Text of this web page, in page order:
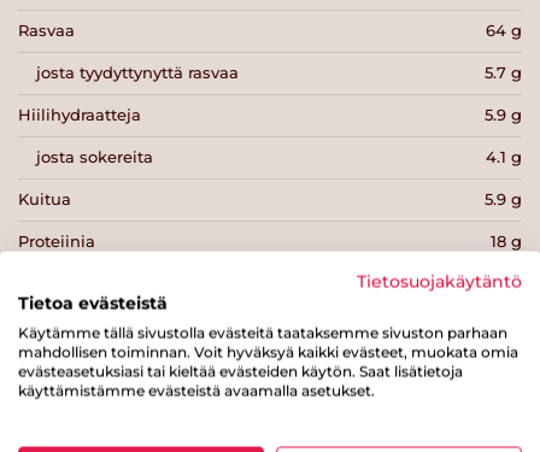
Rasvaa 64 g
josta tyydyttynyttä rasvaa 5.7 g
Hiilihydraatteja 5.9 g
josta sokereita 4.1 g
Kuitua 5.9 g
Proteiinia 18 g
0.1 g
Tietosuojakäytäntö
Tietoa evästeistä
Käytämme tällä sivustolla evästeitä taataksemme sivuston parhaan
mahdollisen toiminnan. Voit hyväksyä kaikki evästeet, muokata omia
evästeasetuksiasi tai kieltää evästeiden käytön. Saat lisätietoja
käyttämistämme evästeistä avaamalla asetukset.